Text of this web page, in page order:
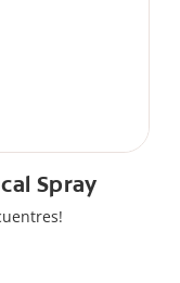
Spray